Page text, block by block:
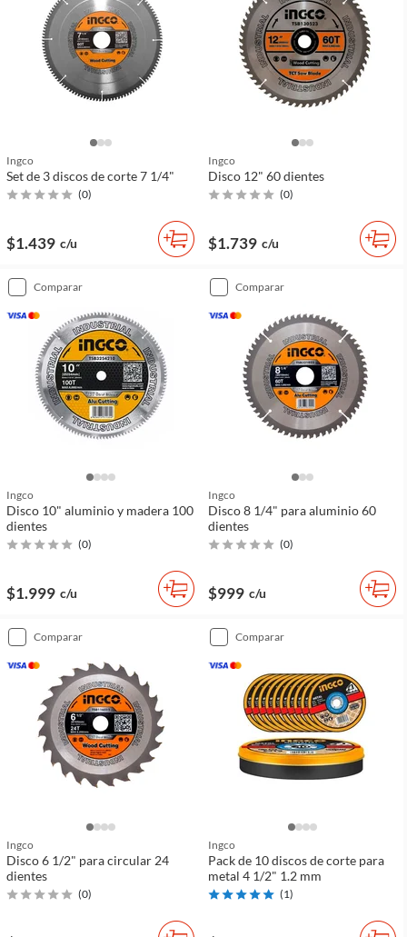
Ingco
Set de 3 discos de corte 7 1/4"
(0)
$1.439 c/u
Ingco
Disco 12" 60 dientes
(0)
$1.739 c/u
comparar
Ingco
Disco 10" aluminio y madera 100
dientes
(0)
$1.999 c/u
comparar
Ingco
Disco 8 1/4" para aluminio 60
dientes
(0)
$999 c/u
comparar
Ingco
Disco 6 1/2" para circular 24
dientes
(0)
comparar
Ingco
Pack de 10 discos de corte para
metal 4 1/2" 1.2 mm
(1)